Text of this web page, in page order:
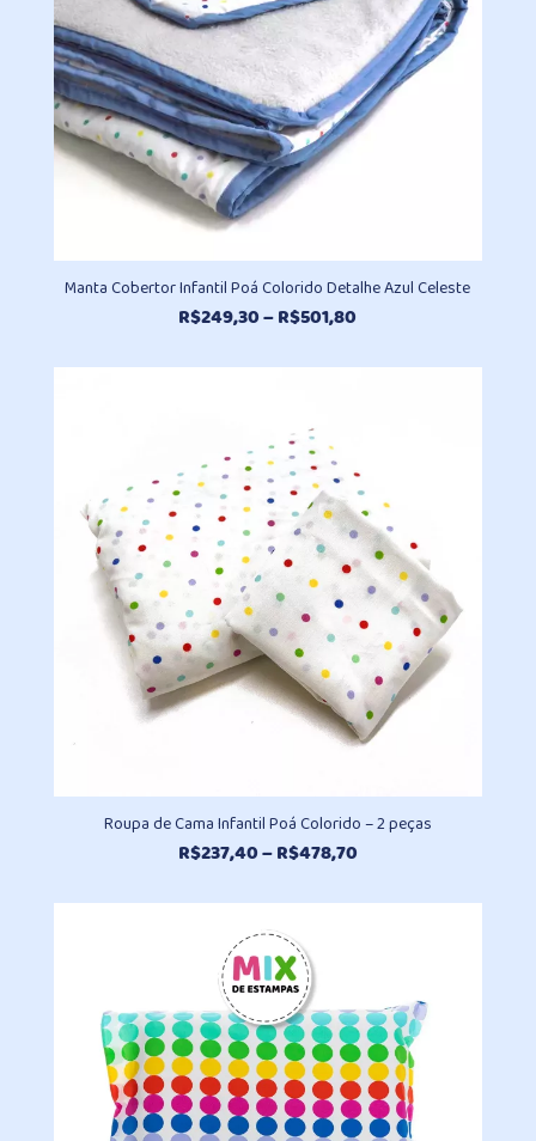
Manta Cobertor Infantil Poá Colorido Detalhe Azul Celeste
R$249,30–R$501,80
preço:
Roupa de Cama Infantil Poá Colorido – 2 peças
R$237,40–R$478,70Faixa
preço: